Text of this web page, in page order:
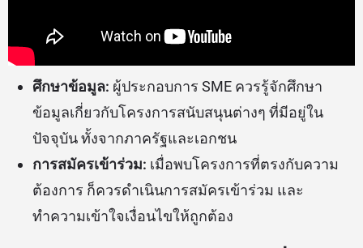
ศึกษาข้อมูล: ผู้ประกอบการ SME ควรรู้จักศึกษา
ข้อมูลเกี่ยวกับโครงการสนับสนุนต่างๆ ที่มีอยู่ใน
ปัจจุบัน ทั้งจากภาครัฐและเอกชน
การสมัครเข้าร่วม: เมื่อพบโครงการที่ตรงกับความ
ต้องการ ก็ควรดำเนินการสมัครเข้าร่วม และ
ทำความเข้าใจเงื่อนไขให้ถูกต้อง